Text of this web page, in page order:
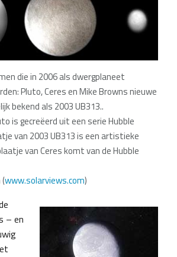
die in 2006 als dwergplaneet
Pluto, Ceres en Mike Browns nieuwe
bekend als 2003 UB313..
is gecreëerd uit een serie Hubble
van 2003 UB313 is een artistieke
van Ceres komt van de Hubble
www.solarviews.com)
– en